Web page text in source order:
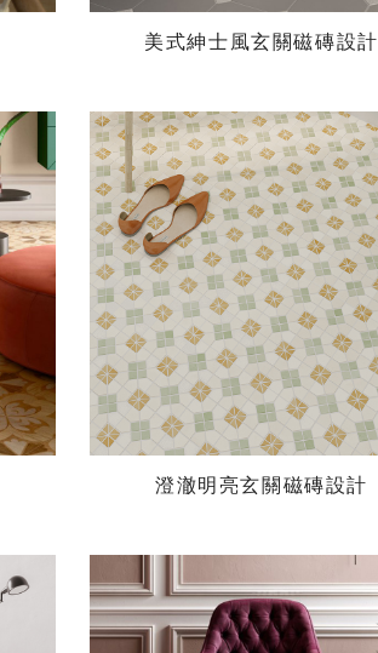
美式紳士風玄關磁磚設計
澄澈明亮玄關磁磚設計